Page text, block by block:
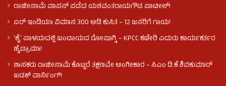
ರಾಜೀನಾಮೆ ವಾಪಸ್ ಪಡೆದ ಯಶವಂತರಾಯಗೌಡ ಪಾಟೀಲ್‌!
ಏರ್ ಇಂಡಿಯಾ ವಿಮಾನ 300 ಅಡಿ ಕುಸಿತ – 12 ಜನರಿಗೆ ಗಾಯ!
ʻಕೈʼ​ ಪಾಳಯದಲ್ಲಿ ಬಂಡಾಯದ ರೋಷಾಗ್ನಿ – KPCC ಕಚೇರಿ ಎದುರು ಕಾರ್ಯಕರ್ತರ
ಹೈಡ್ರಾಮಾ!
ಶಾಸಕರು ರಾಜೀನಾಮೆ ಕೊಟ್ಟರೆ ತಕ್ಷಣವೇ ಅಂಗೀಕಾರ – ಸಿಎಂ ಡಿ.ಕೆ.ಶಿವಕುಮಾರ್
ಖಡಕ್ ವಾರ್ನಿಂಗ್!